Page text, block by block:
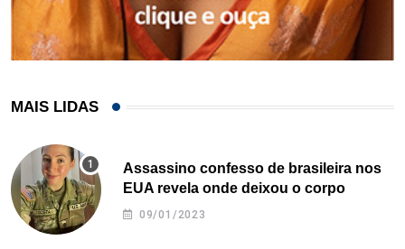
MAIS LIDAS
Assassino confesso de brasileira nos
EUA revela onde deixou o corpo
09/01/2023